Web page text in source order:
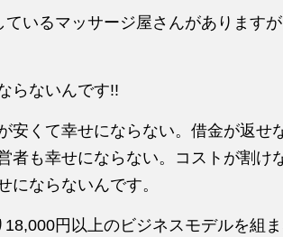
ているマッサージ屋さんがあります
らないんです!!
安くて幸せにならない。借金が返せ
者も幸せにならない。コストが割け
にならないんです。
円以上のビジネスモデルを組